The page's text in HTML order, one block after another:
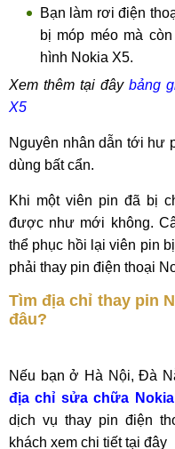
Bạn làm rơi điện
bị móp méo mà
hình Nokia X5.
Xem thêm tại đâybảng
X5
Nguyên nhân dẫn tới hư
dùng bất cẩn.
Khi một viên pin đã bị
được như mới không.
thể phục hồi lại viên pin
phải thay pin điện thoại
Tìm địa chỉ thay pin
đâu?
Nếu bạn ở Hà Nội, Đà
địa chỉ sửa chữa Nokia
dịch vụ thay pin điện
khách xem chi tiết tại đây